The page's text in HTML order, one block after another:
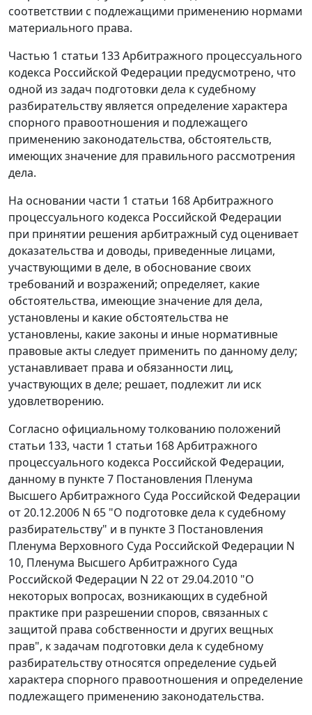
соответствии с подлежащими применению нормами
материального права.
Частью 1 статьи 133Арбитражного процессуального
кодекса Российской Федерации предусмотрено, что
одной из задач подготовки дела к судебному
разбирательству является определение характера
спорного правоотношения и подлежащего
применению законодательства, обстоятельств,
имеющих значение для правильного рассмотрения
дела.
На основании части 1 статьи 168Арбитражного
процессуального кодекса Российской Федерации
при принятии решения арбитражный суд оценивает
доказательства и доводы, приведенные лицами,
участвующими в деле, в обоснование своих
требований и возражений; определяет, какие
обстоятельства, имеющие значение для дела,
установлены и какие обстоятельства не
установлены, какие законы и иные нормативные
правовые акты следует применить по данному делу;
устанавливает права и обязанности лиц,
участвующих в деле; решает, подлежит ли иск
удовлетворению.
Согласно официальному толкованию положений
статьи 133, части 1 статьи 168Арбитражного
процессуального кодекса Российской Федерации,
данному в пункте 7 Постановления Пленума
Высшего Арбитражного Суда Российской Федерации
от 20.12.2006 N 65 "О подготовке дела к судебному
разбирательству" и в пункте 3 Постановления
Пленума Верховного Суда Российской Федерации N
10, Пленума Высшего Арбитражного Суда
Российской Федерации N 22 от 29.04.2010 "О
некоторых вопросах, возникающих в судебной
практике при разрешении споров, связанных с
защитой права собственности и других вещных
прав", к задачам подготовки дела к судебному
разбирательству относятся определение судьей
характера спорного правоотношения и определение
подлежащего применению законодательства.